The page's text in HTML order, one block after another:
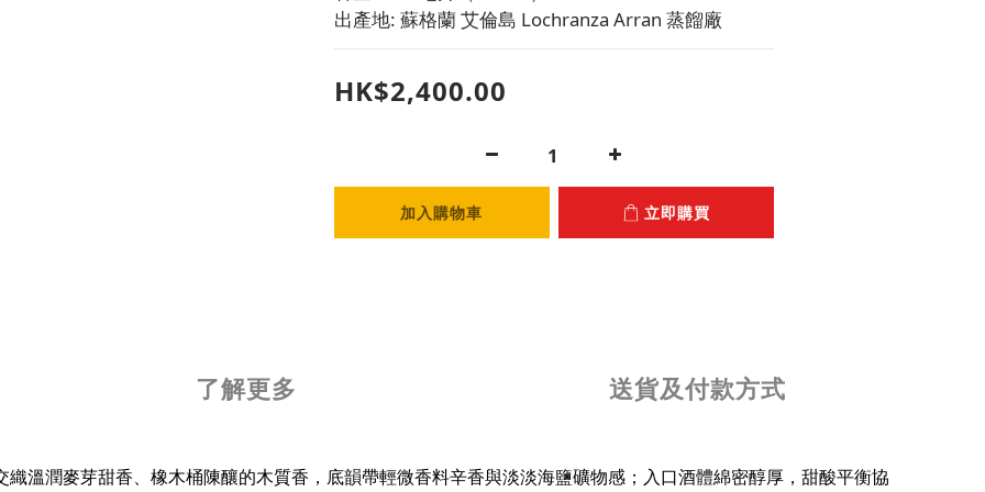
出產地: 蘇格蘭 艾倫島 Lochranza Arran 蒸餾廠
HK$2,400.00
加入購物車 立即購買
了解更多 送貨及付款方式
溫潤麥芽甜香、橡木桶陳釀的木質香，底韻帶輕微香料辛香與淡淡海鹽礦物感；入口酒體綿密醇厚，甜酸平衡協